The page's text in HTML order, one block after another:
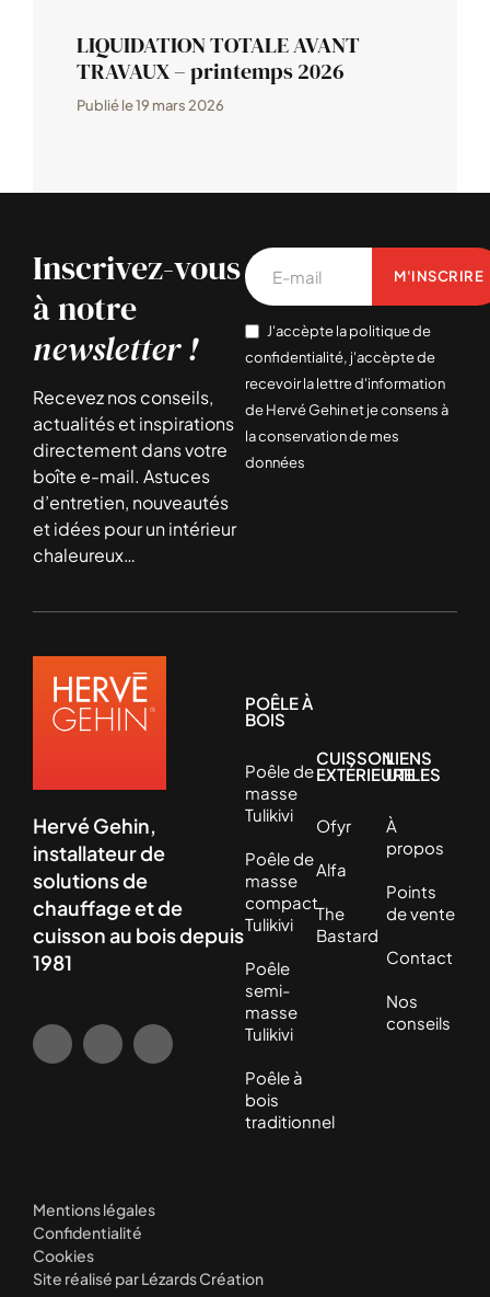
LIQUIDATION TOTALE AVANT
TRAVAUX – printemps 2026
Publié le19 mars 2026
Inscrivez-vous
à notre
newsletter !
Recevez nos conseils,
actualités et inspirations
directement dans votre
boîte e-mail. Astuces
d’entretien, nouveautés
et idées pour un intérieur
chaleureux…
J'accèpte la politique de
confidentialité, j'accèpte de
recevoir la lettre d'information
de Hervé Gehin et je consens à
la conservation de mes
données
M'INSCRIRE
Hervé Gehin,
installateur de
solutions de
chauffage et de
cuisson au bois depuis
1981
POÊLE À
BOIS
Poêle de
masse
Tulikivi
Poêle de
masse
compact
Tulikivi
Poêle
semi-
masse
Tulikivi
Poêle à
bois
traditionnel
CUISSON
EXTÉRIEURE
Ofyr
Alfa
The
Bastard
LIENS
UTILES
À
propos
Points
de vente
Contact
Nos
conseils
Mentions légales
Confidentialité
Cookies
Site réalisé par Lézards Création